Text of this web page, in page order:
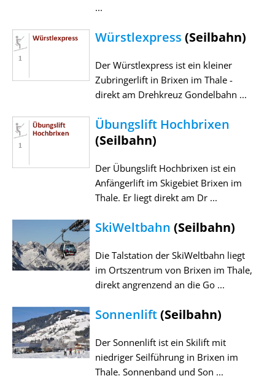
...
Würstlexpress (Seilbahn)
Der Würstlexpress ist ein kleiner
Zubringerlift in Brixen im Thale -
direkt am Drehkreuz Gondelbahn ...
Übungslift Hochbrixen
(Seilbahn)
Der Übungslift Hochbrixen ist ein
Anfängerlift im Skigebiet Brixen im
Thale. Er liegt direkt am Dr ...
SkiWeltbahn (Seilbahn)
Die Talstation der SkiWeltbahn liegt
im Ortszentrum von Brixen im Thale,
direkt angrenzend an die Go ...
Sonnenlift(Seilbahn)
Der Sonnenlift ist ein Skilift mit
niedriger Seilführung in Brixen im
Thale. Sonnenband und Son ...